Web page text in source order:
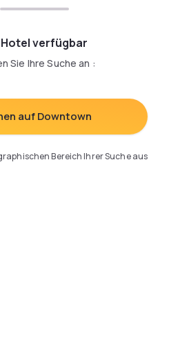
Hotel verfügbar
Sie Ihre Suche an :
auf Downtown
Bereich Ihrer Suche aus